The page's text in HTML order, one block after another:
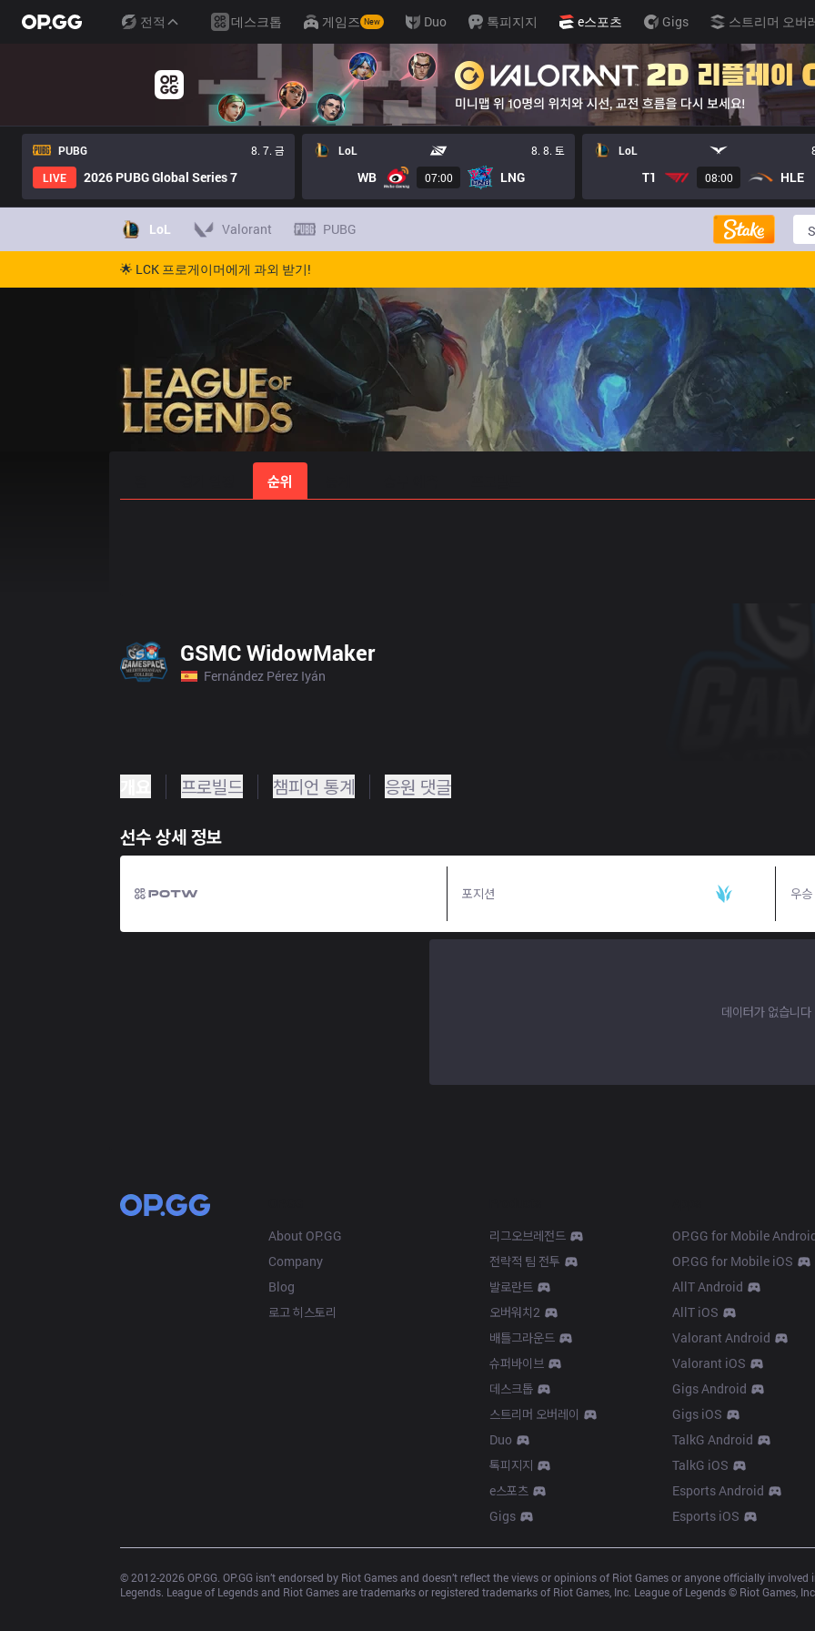
전적 데스크톱 게임즈 New Duo 톡피지지 e스포츠 Gigs 스트리머 오버
PUBG
8. 7. 금
LIVE
2026 PUBG Global Series 7
LoL 8. 8. 토
WB 07:00 LNG
LoL
T1 08:00 HLE
LoL Valorant PUBG
🌟 LCK 프로게이머에게 과외 받기!
순위
GSMC WidowMaker
Fernández Pérez Iyán
프로빌드 챔피언 통계 응원 댓글
선수 상세 정보
포지션 우승
데이터가 없습니다
About OP.GG
Company
Blog
로고 히스토리
리그오브레전드
전략적 팀 전투
발로란트
오버워치2
배틀그라운드
슈퍼바이브
데스크톱
스트리머 오버레이
Duo
톡피지지
e스포츠
Gigs
OP.GG for Mobile
OP.GG for Mobile iOS
AllT Android
AllT iOS
Valorant Android
Valorant iOS
Gigs Android
Gigs iOS
TalkG Android
TalkG iOS
Esports Android
Esports iOS
© 2012-2026 OP.GG. OP.GG isn’t endorsed by Riot Games and doesn’t reflect the views or opinions of Riot Games or anyone officially
Legends. League of Legends and Riot Games are trademarks or registered trademarks of Riot Games, Inc. League of Legends © Riot Games, Inc.